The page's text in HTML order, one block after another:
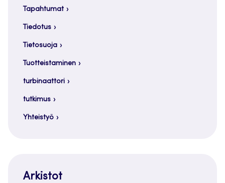
Tapahtumat
Tiedotus
Tietosuoja
Tuotteistaminen
turbinaattori
tutkimus
Yhteistyö
Arkistot